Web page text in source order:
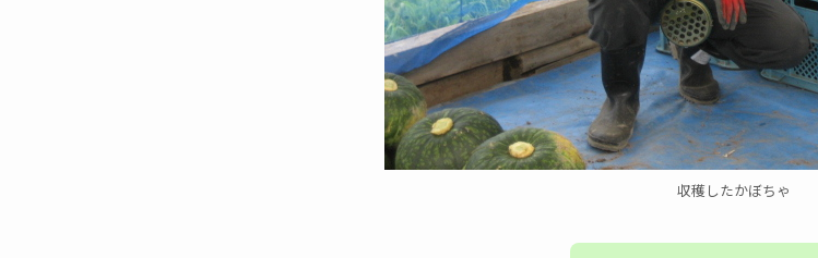
収穫したかぼちゃ